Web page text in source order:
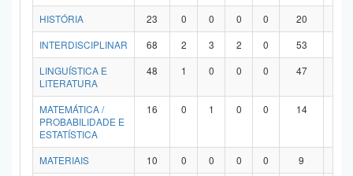
HISTÓRIA
23 0 0 0 0 20
INTERDISCIPLINAR
68 2 3 2 0 53
LINGUÍSTICA E
LITERATURA
48 1 0 0 0 47
MATEMÁTICA /
PROBABILIDADE E
ESTATÍSTICA
16 0 1 0 0 14
MATERIAIS 10 0 0 0 0 9